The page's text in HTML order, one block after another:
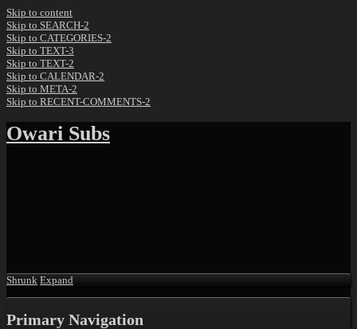
Skip to content
Skip to SEARCH-2
Skip to CATEGORIES-2
Skip to TEXT-3
Skip to TEXT-2
Skip to CALENDAR-2
Skip to META-2
Skip to RECENT-COMMENTS-2
Owari Subs
Shrunk Expand
Primary Navigation